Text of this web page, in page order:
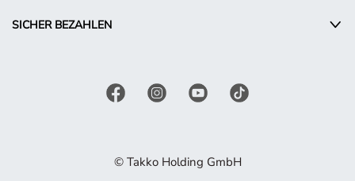
SICHER BEZAHLEN
© Takko Holding GmbH